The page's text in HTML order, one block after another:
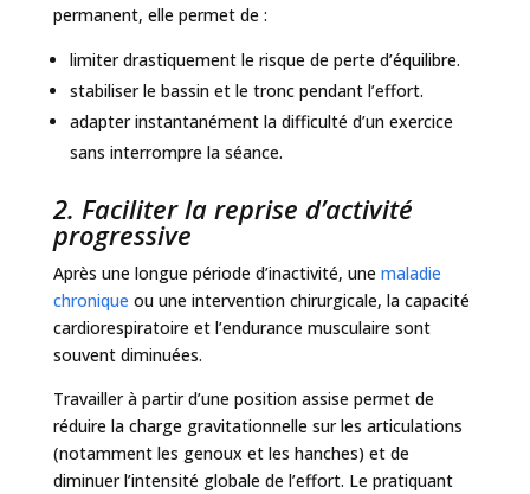
permanent, elle permet de :
limiter drastiquement le risque de perte d’équilibre.
stabiliser le bassin et le tronc pendant l’effort.
adapter instantanément la difficulté d’un exercice
sans interrompre la séance.
2. Faciliter la reprise d’activité
progressive
Après une longue période d’inactivité, une maladie
chronique ou une intervention chirurgicale, la capacité
cardiorespiratoire et l’endurance musculaire sont
souvent diminuées.
Travailler à partir d’une position assise permet de
réduire la charge gravitationnelle sur les articulations
(notamment les genoux et les hanches) et de
diminuer l’intensité globale de l’effort. Le pratiquant